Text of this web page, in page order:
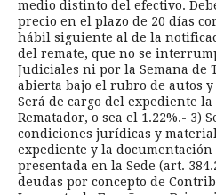
medio distinto del efectivo.
precio en el plazo de 20 días
hábil siguiente al de la
del remate, que no se
Judiciales ni por la Semana de
abierta bajo el rubro de autos y
Será de cargo del expediente la
Rematador, o sea el 1.22%.- 3)
condiciones jurídicas y
expediente y la
presentada en la Sede (art.
deudas por concepto de